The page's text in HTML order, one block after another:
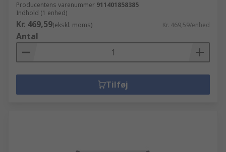
Producentens varenummer 911401858385
Indhold (1 enhed)
Kr. 469,59(ekskl. moms) Kr. 469,59/enhed
Antal
Tilføj